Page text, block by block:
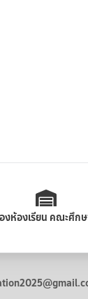
งห้องเรียน คณะศึก